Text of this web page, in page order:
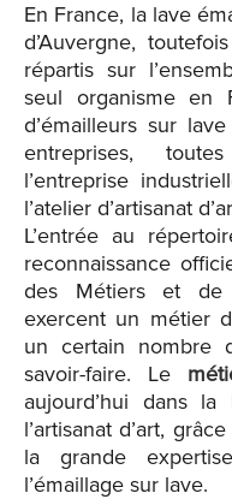
En France, la lave
d’Auvergne,
répartis sur
seul organisme en
d’émailleurs sur
entreprises,
l’entreprise
l’atelier d’artisanat
L’entrée au
reconnaissance
des Métiers et de
exercent un métier
un certain nombre
savoir-faire. Le
aujourd’hui dans
l’artisanat d’art,
la grande
l’émaillage sur lave.